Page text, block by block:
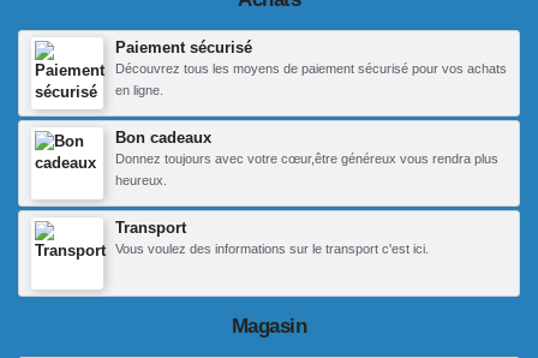
Paiement sécurisé
Découvrez tous les moyens de paiement sécurisé pour vos achats
en ligne.
Bon cadeaux
Donnez toujours avec votre cœur,être généreux vous rendra plus
heureux.
Transport
Vous voulez des informations sur le transport c'est ici.
Magasin